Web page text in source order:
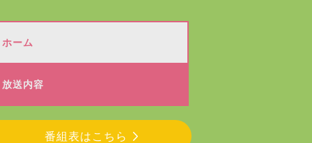
ホーム
放送内容
番組表はこちら